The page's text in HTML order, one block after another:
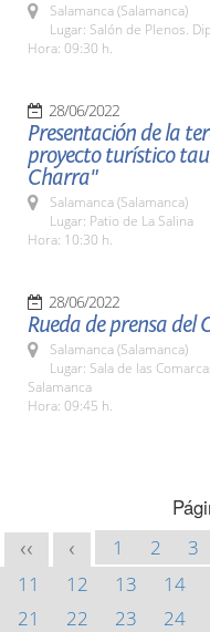
Salamanca (Salamanca)
Lugar: Salón de Plenos.
Hora: 09:30 h.
28/06/2022
Presentación de la
proyecto turístico
Charra"
Salamanca (Salamanca)
Lugar: Patio de La Salina
Hora: 10:30 h.
28/06/2022
Rueda de prensa del
Salamanca (Salamanca)
Lugar: Sala de las
Salamanca
Hora: 09:45 h.
<< < 1 2 3
11
12 13 14
21
22 23 24